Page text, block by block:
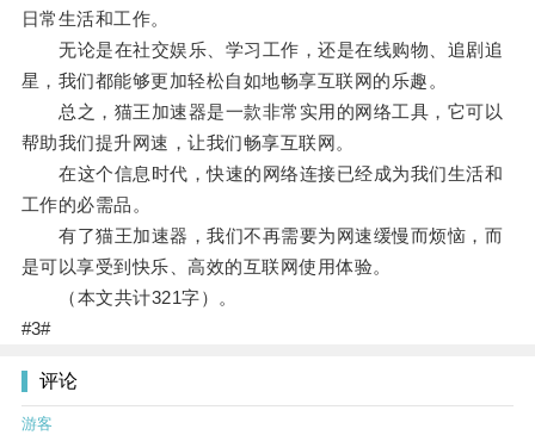
日常生活和工作。
无论是在社交娱乐、学习工作，还是在线购物、追剧追
星，我们都能够更加轻松自如地畅享互联网的乐趣。
总之，猫王加速器是一款非常实用的网络工具，它可以
帮助我们提升网速，让我们畅享互联网。
在这个信息时代，快速的网络连接已经成为我们生活和
工作的必需品。
有了猫王加速器，我们不再需要为网速缓慢而烦恼，而
是可以享受到快乐、高效的互联网使用体验。
（本文共计321字）。
#3#
评论
游客